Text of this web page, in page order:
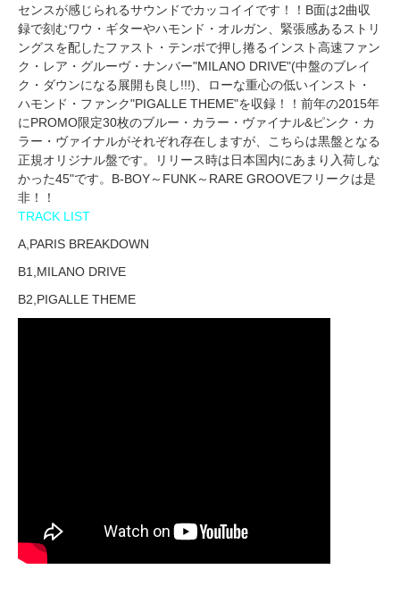
センスが感じられるサウンドでカッコイイです！！B面は2曲収
録で刻むワウ・ギターやハモンド・オルガン、緊張感あるストリ
ングスを配したファスト・テンポで押し捲るインスト高速ファン
ク・レア・グルーヴ・ナンバー"MILANO DRIVE"(中盤のブレイ
ク・ダウンになる展開も良し!!!)、ローな重心の低いインスト・
ハモンド・ファンク"PIGALLE THEME"を収録！！前年の2015年
にPROMO限定30枚のブルー・カラー・ヴァイナル&ピンク・カ
ラー・ヴァイナルがそれぞれ存在しますが、こちらは黒盤となる
正規オリジナル盤です。リリース時は日本国内にあまり入荷しな
かった45"です。B-BOY～FUNK～RARE GROOVEフリークは是
非！！
TRACK LIST
A,PARIS BREAKDOWN
B1,MILANO DRIVE
B2,PIGALLE THEME